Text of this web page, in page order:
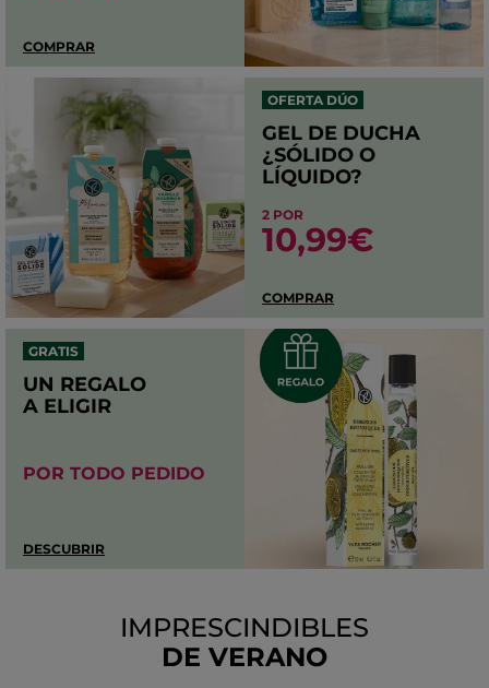
COMPRAR
OFERTA DÚO
GEL DE DUCHA
¿SÓLIDO O
LÍQUIDO?
2 POR
10,99€
COMPRAR
GRATIS
UN REGALO
A ELIGIR
POR TODO PEDIDO​
DESCUBRIR
IMPRESCINDIBLES
DE VERANO